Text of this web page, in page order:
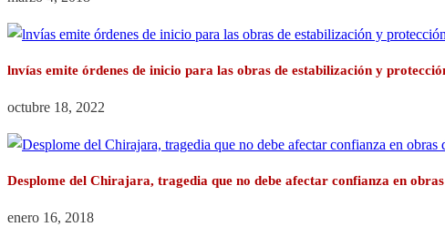
lnvías emite órdenes de inicio para las obras de estabilización y
octubre 18, 2022
Desplome del Chirajara, tragedia que no debe afectar confianza en
enero 16, 2018